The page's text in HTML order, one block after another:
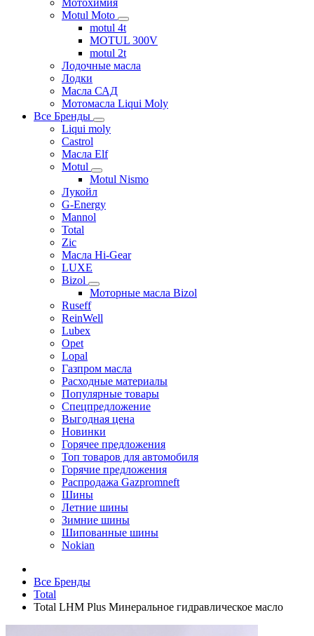
Мотохимия
Motul Moto
motul 4t
MOTUL 300V
motul 2t
Лодочные масла
Лодки
Масла САД
Мотомасла Liqui Moly
Все Бренды
Liqui moly
Castrol
Масла Elf
Motul
Motul Nismo
Лукойл
G-Energy
Mannol
Total
Zic
Масла Hi-Gear
LUXE
Bizol
Моторные масла Bizol
Ruseff
ReinWell
Lubex
Opet
Lopal
Газпром масла
Расходные материалы
Популярные товары
Спецпредложение
Выгодная цена
Новинки
Горячее предложения
Топ товаров для автомобиля
Горячие предложения
Распродажа Gazpromneft
Шины
Летние шины
Зимние шины
Шипованные шины
Nokian
Все Бренды
Total
Total LHM Plus Минеральное гидравлическое масло